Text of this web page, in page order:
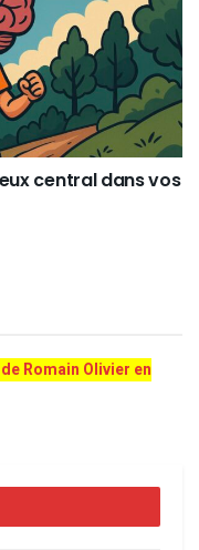
central dans vos
Romain Olivier en